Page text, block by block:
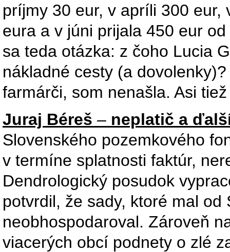
príjmy 30 eur, v apríli 300 eur,
eura a v júni prijala 450 eur
sa teda otázka: z čoho Lucia
nákladné cesty (a
farmárči, som nenašla. Asi
Juraj Béreš – neplatič a
Slovenského pozemkového
v termíne splatnosti faktúr,
Dendrologický posudok
potvrdil, že sady, ktoré mal
neobhospodaroval. Zároveň
viacerých obcí podnety o zlé